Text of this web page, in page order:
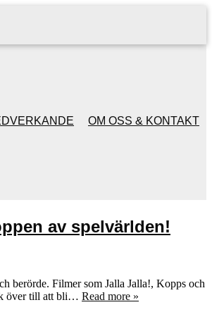
OM OSS & KONTAKT
av spelvärlden!
berörde. Filmer som Jalla Jalla!, Kopps och
över till att bli… Read more »